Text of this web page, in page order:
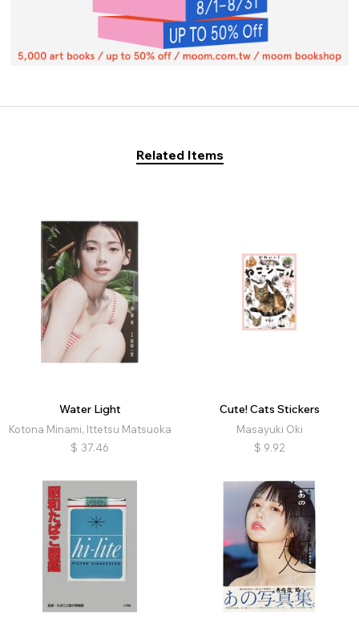
Related Items
Water Light
Kotona Minami, Ittetsu Matsuoka
$ 37.46
Cute! Cats Stickers
Masayuki Oki
$ 9.92